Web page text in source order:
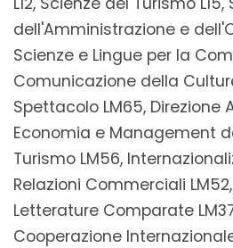
dell'Amministrazione e
Scienze e Lingue per la
Comunicazione della
Spettacolo LM65, Direzione
Economia e Management
Turismo LM56,
Relazioni Commerciali
Letterature Comparate
Cooperazione